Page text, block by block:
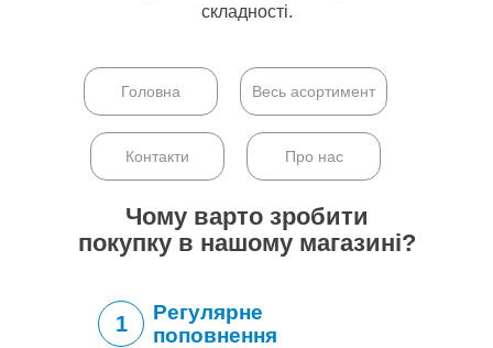
складності.
Головна Весь асортимент
Контакти Про нас
Чому варто зробити
покупку в нашому магазині?
1
Регулярне
поповнення